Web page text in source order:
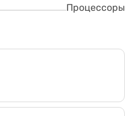
Процессоры